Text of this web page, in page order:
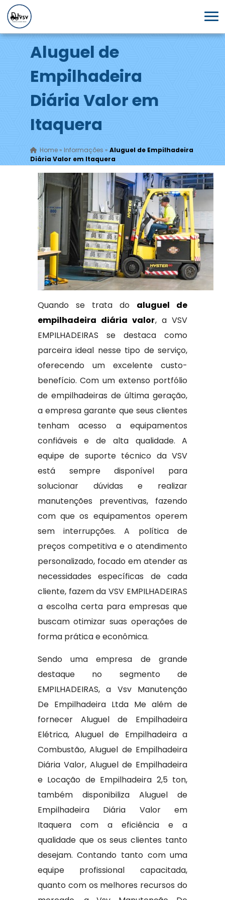
Aluguel de
Empilhadeira
Diária Valor em
Itaquera
Home» Informações » Aluguel de Empilhadeira
Diária Valor em Itaquera
Quando se trata do aluguel de
empilhadeira diária valor, a VSV
EMPILHADEIRAS se destaca como
parceira ideal nesse tipo de serviço,
oferecendo um excelente custo-
benefício. Com um extenso portfólio
de empilhadeiras de última geração,
a empresa garante que seus clientes
tenham acesso a equipamentos
confiáveis e de alta qualidade. A
equipe de suporte técnico da VSV
está sempre disponível para
solucionar dúvidas e realizar
manutenções preventivas, fazendo
com que os equipamentos operem
sem interrupções. A política de
preços competitiva e o atendimento
personalizado, focado em atender as
necessidades específicas de cada
cliente, fazem da VSV EMPILHADEIRAS
a escolha certa para empresas que
buscam otimizar suas operações de
forma prática e econômica.
Sendo uma empresa de grande
destaque no segmento de
EMPILHADEIRAS, a Vsv Manutenção
De Empilhadeira Ltda Me além de
fornecer Aluguel de Empilhadeira
Elétrica, Aluguel de Empilhadeira a
Combustão, Aluguel de Empilhadeira
Diária Valor, Aluguel de Empilhadeira
e Locação de Empilhadeira 2,5 ton,
também disponibiliza Aluguel de
Empilhadeira Diária Valor em
Itaquera com a eficiência e a
qualidade que os seus clientes tanto
desejam. Contando tanto com uma
equipe profissional capacitada,
quanto com os melhores recursos do